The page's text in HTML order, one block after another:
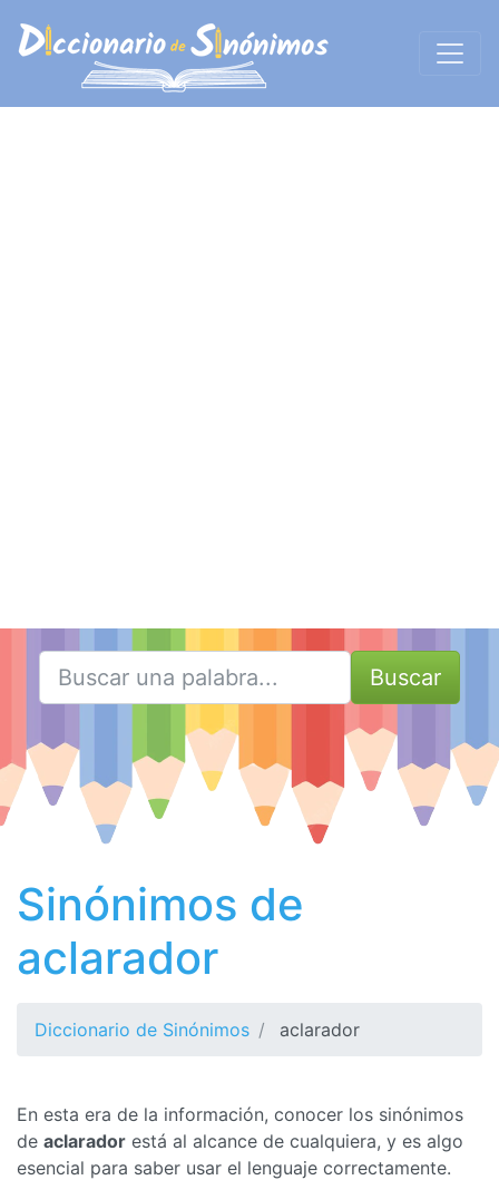
Buscar
Sinónimos de
aclarador
Diccionario de Sinónimos aclarador
En esta era de la información, conocer los sinónimos
de aclarador está al alcance de cualquiera, y es algo
esencial para saber usar el lenguaje correctamente.